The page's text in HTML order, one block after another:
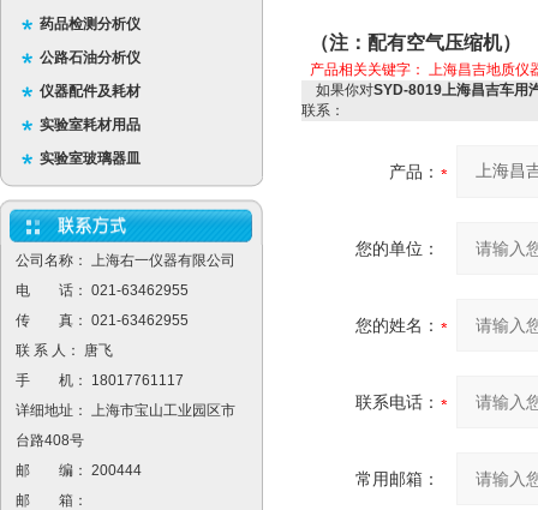
药品检测分析仪
公路石油分析仪
仪器配件及耗材
实验室耗材用品
实验室玻璃器皿
公司名称： 上海右一仪器有限公司
电 话： 021-63462955
传 真： 021-63462955
联 系 人： 唐飞
手 机： 18017761117
详细地址： 上海市宝山工业园区市
台路408号
邮 编： 200444
邮 箱：
（注：配有空气压缩机）
产品相关关键字： 上海昌吉地质仪
如果你对SYD-8019上海昌吉车用
联系：
产品：
您的单位：
您的姓名：
联系电话：
常用邮箱：